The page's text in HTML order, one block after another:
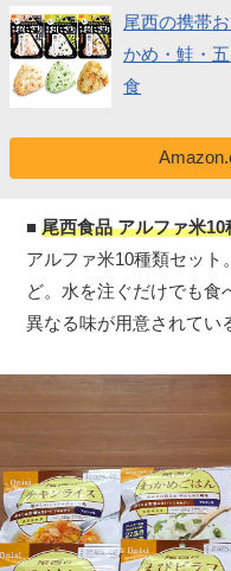
尾西の携帯
かめ・鮭・
食
■尾西食品 アルファ米
アルファ米10種類セッ
ど。水を注ぐだけでも食
異なる味が用意されてい